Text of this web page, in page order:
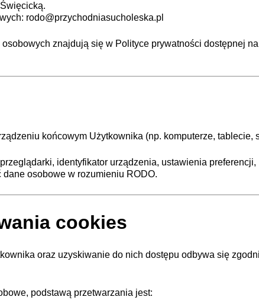
rodo@przychodniasucholeska.pl
znajdują się w Polityce prywatności dostępnej
końcowym Użytkownika (np. komputerze, tablecie,
identyfikator urządzenia, ustawienia
dane osobowe w rozumieniu RODO.
cookies
oraz uzyskiwanie do nich dostępu odbywa się
podstawą przetwarzania jest: